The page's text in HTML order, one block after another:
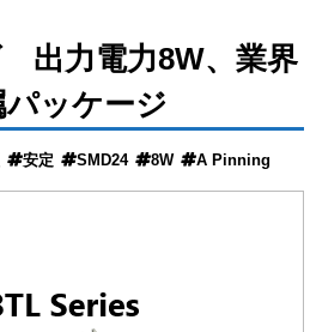
出力電力8W、業界
パッケージ
安定 SMD24 8W A Pinning